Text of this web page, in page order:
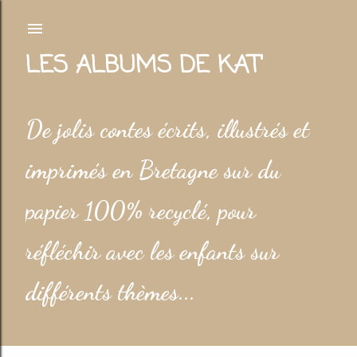
LES ALBUMS DE KAT'
De jolis contes écrits, illustrés et
imprimés en Bretagne sur du
papier 100% recyclé, pour
réfléchir avec les enfants sur
différents thèmes...